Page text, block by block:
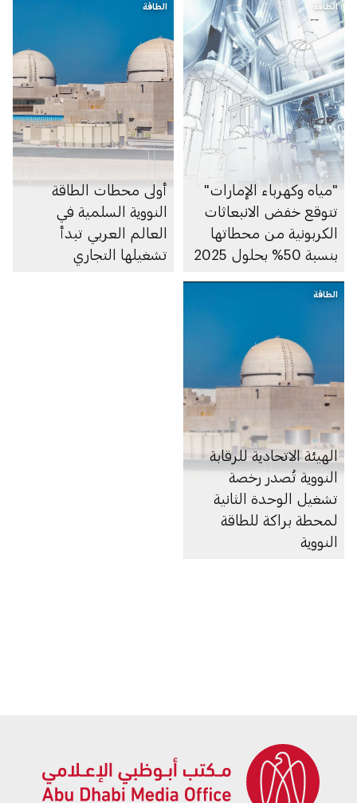
الطاقة
"مياه وكهرباء الإمارات"
تتوقع خفض الانبعاثات
الكربونية من محطاتها
بنسبة 50% بحلول 2025
الطاقة
أولى محطات الطاقة
النووية السلمية في
العالم العربي تبدأ
تشغيلها التجاري
الطاقة
الهيئة الاتحادية للرقابة
النووية تُصدر رخصة
تشغيل الوحدة الثانية
لمحطة براكة للطاقة
النووية